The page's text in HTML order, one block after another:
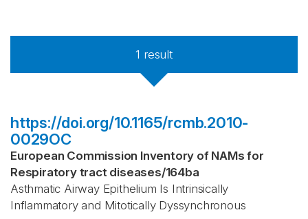
1 result
https://doi.org/10.1165/rcmb.2010-
0029OC
European Commission Inventory of NAMs for
Respiratory tract diseases/164ba
Asthmatic Airway Epithelium Is Intrinsically
Inflammatory and Mitotically Dyssynchronous